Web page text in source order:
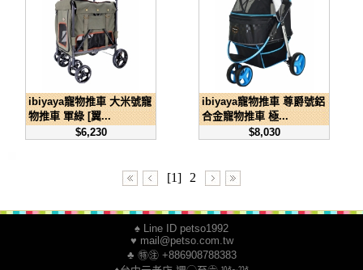
ibiyaya寵物推車 大米號寵
物推車 軍綠 [翼...
$6,230
ibiyaya寵物推車 尊爵號鋁
合金寵物推車 極...
$8,030
[1] 2
♠ Line ID petso1992
♥ mail@petso.com.tw
♣ ㊕㊟ +886908788383